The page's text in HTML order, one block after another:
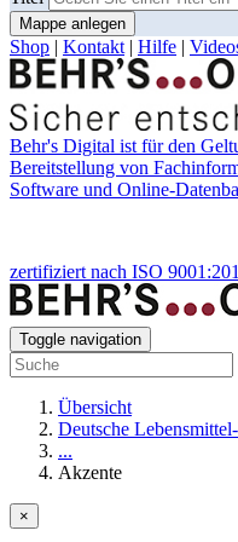
Mappe anlegen
Shop | Kontakt | Hilfe |
Behr's Digital ist für den
Bereitstellung von
Software und Online-
zertifiziert nach ISO
Toggle navigation
Übersicht
Deutsche
...
Akzente
×